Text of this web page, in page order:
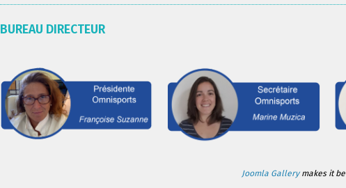
BUREAU DIRECTEUR
Joomla Gallerymakes it